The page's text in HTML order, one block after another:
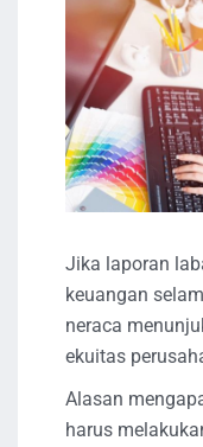
Jika laporan
keuangan
neraca
ekuitas
Alasan
harus